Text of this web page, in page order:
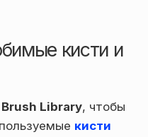
кисти и
Brush Library, чтобы
кисти